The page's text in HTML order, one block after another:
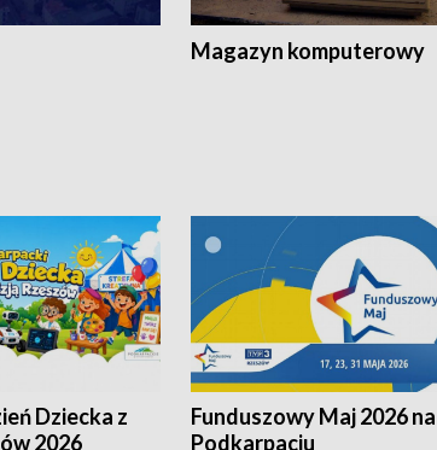
Magazyn komputerowy
Dziecka z
2026
Funduszowy Maj 2026 na
Podkarpaciu